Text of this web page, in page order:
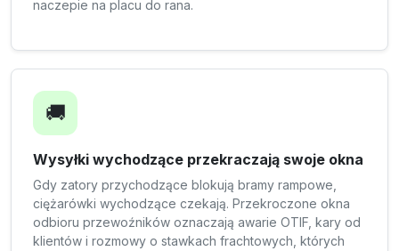
naczepie na placu do rana.
🚚
Wysyłki wychodzące przekraczają swoje okna
Gdy zatory przychodzące blokują bramy rampowe,
ciężarówki wychodzące czekają. Przekroczone okna
odbioru przewoźników oznaczają awarie OTIF, kary od
klientów i rozmowy o stawkach frachtowych, których